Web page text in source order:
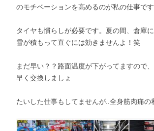
タイヤも慣らしが必要です。夏の間、倉庫
雪が積もって直ぐには効きませんよ！笑
まだ早い？？路面温度が下がってますので
早く交換しましょ
たいした仕事もしてませんが..全身筋肉痛の